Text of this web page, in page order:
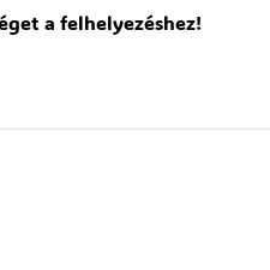
a felhelyezéshez!